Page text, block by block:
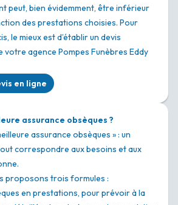
peut, bien évidemment, être inférieur
des prestations choisies. Pour
le mieux est d’établir un devis
votre agence Pompes Funèbres Eddy
en ligne
assurance obsèques ?
assurance obsèques » : un
correspondre aux besoins et aux
proposons trois formules :
en prestations, pour prévoir à la